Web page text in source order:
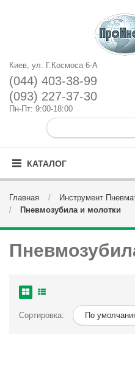
Киев, ул. Г.Космоса 6-А
(044) 403-38-99
(093) 227-37-30
Пн-Пт: 9:00-18:00
КАТАЛОГ
Главная
Инструмент
Пневмозубила и молотки
Сортировка: